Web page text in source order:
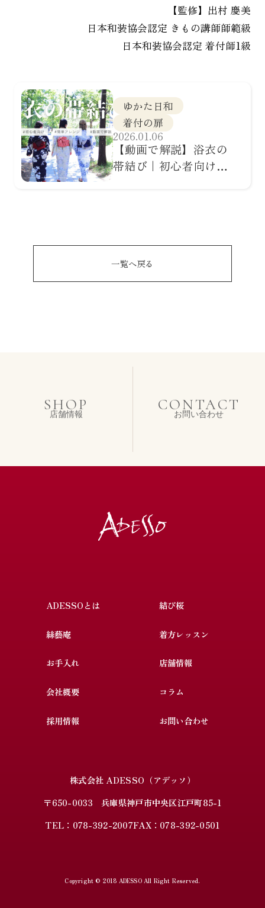
【監修】出村 慶美
日本和装協会認定 きもの講師師範級
日本和装協会認定 着付師1級
ゆかた日和
着付の扉
2026.01.06
【動画で解説】浴衣の
帯結び｜初心者向け簡
一覧へ戻る
SHOP
店舗情報
CONTACT
お問い合わせ
ADESSOとは 結び桜
絲藝庵 着方レッスン
お手入れ 店舗情報
会社概要 コラム
採用情報 お問い合わせ
株式会社 ADESSO（アデッソ）
〒650-0033 兵庫県神戸市中央区江戸町85-1
TEL： 078-392-2007FAX：078-392-0501
Copyright © 2018 ADESSO All Right Reserved.